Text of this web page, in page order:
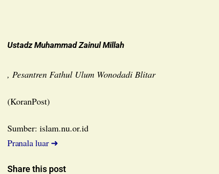
Ustadz Muhammad Zainul Millah
, Pesantren Fathul Ulum Wonodadi Blitar
(KoranPost)
Sumber: islam.nu.or.id
Pranala luar ➜
Share this post